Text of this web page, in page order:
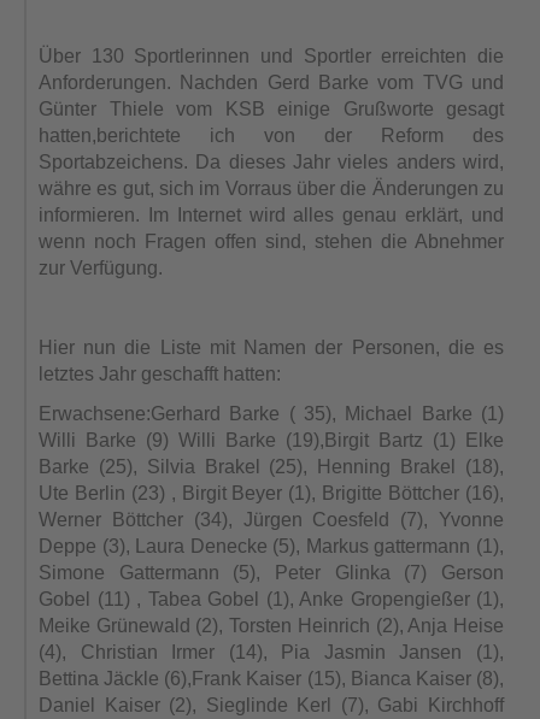
Über 130 Sportlerinnen und Sportler erreichten die
Anforderungen. Nachden Gerd
Barke vom TVG und
Günter Thiele vom KSB einige Grußworte gesagt
hatten, berichtete ich von der Reform des
Sportabzeichens. Da dieses Jahr vieles anders wird,
währe es gut, sich im Vorraus über die Änderungen zu
informieren. Im Internet wird alles genau erklärt, und
wenn noch Fragen offen sind, stehen die Abnehmer
zur Verfügung.
Hier nun die Liste mit Namen der Personen, die es
letztes Jahr geschafft hatten:
Erwachsene:Gerhard Barke ( 35), Michael Barke (1)
Willi Barke (9) Willi Barke (19), Birgit Bartz (1) Elke
Barke (25), Silvia Brakel (25), Henning Brakel (18),
Ute Berlin (23) , Birgit Beyer (1), Brigitte Böttcher (16),
Werner
Böttcher (34), Jürgen Coesfeld (7), Yvonne
Deppe (3), Laura Denecke (5), Markus gattermann (1),
Simone Gattermann (5), Peter Glinka (7) Gerson
Gobel (11) , Tabea Gobel (1), Anke Gropengießer (1),
Meike Grünewald (2), Torsten Heinrich (2), Anja Heise
(4), Christian Irmer (14), Pia Jasmin Jansen (1),
Bettina Jäckle (6),Frank Kaiser (15), Bianca Kaiser (8),
Daniel Kaiser (2), Sieglinde Kerl (7), Gabi Kirchhoff